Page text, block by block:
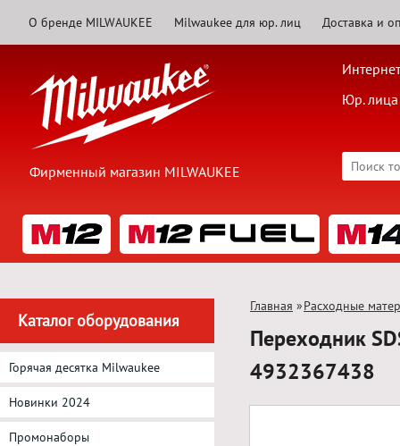
О бренде MILWAUKEE Milwaukee для юр. лиц Доставка и
Фирменный магазин MILWAUKEE
Юр. лица
Каталог оборудования
Горячая десятка Milwaukee
Новинки 2024
Промонаборы
Главная »Расходные
Переходник
4932367438